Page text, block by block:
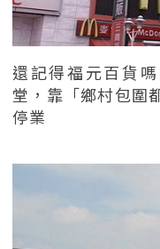
還記得福元百貨
堂，靠「鄉村包圍
停業